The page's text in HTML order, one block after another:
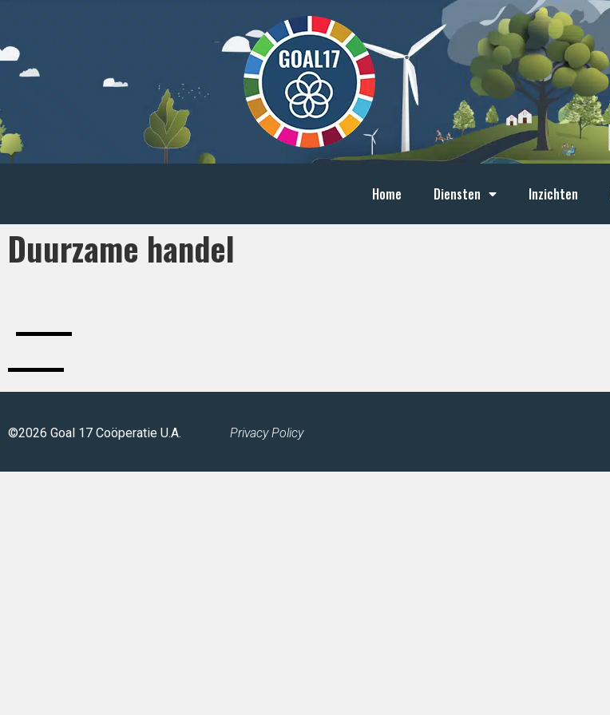
Home Diensten Inzichten
Duurzame handel
©2026 Goal 17 Coöperatie U.A. Privacy Policy